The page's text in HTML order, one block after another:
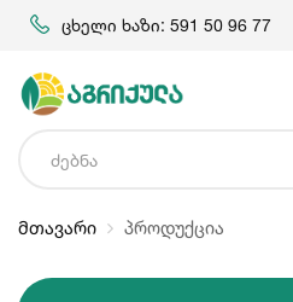
ცხელი ხაზი: 591 50 96 77
მთავარი პროდუქცია